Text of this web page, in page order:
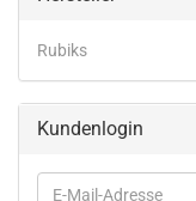
Rubiks
Kundenlogin